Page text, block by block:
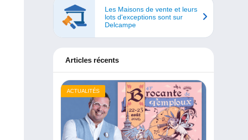
Les Maisons de vente et leurs
lots d'exceptions sont sur
Delcampe
Articles récents
ACTUALITÉS